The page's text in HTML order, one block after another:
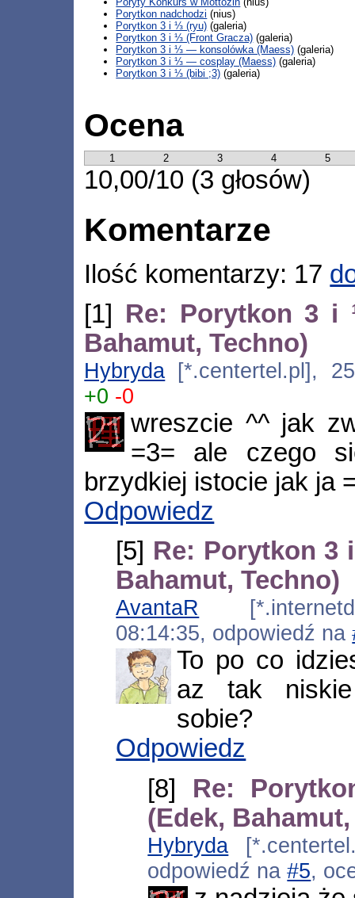
Porytkon nadchodzi (nius)
Porytkon 3 i ⅓ (ryu) (galeria)
Porytkon 3 i ⅓ (Front Gracza) (galeria)
Porytkon 3 i ⅓ — konsolówka (Maess) (galeria)
Porytkon 3 i ⅓ — cosplay (Maess) (galeria)
Porytkon 3 i ⅓ (bibi ;3) (galeria)
Ocena
1 2 3 4 5
10,00/10 (3 głosów)
Komentarze
Ilość komentarzy: 17
[1] Re: Porytkon 3 i
Bahamut, Techno)
Hybryda [*.centertel.pl],
+0 -0
wreszcie ^^ jak
=3= ale czego
brzydkiej istocie jak ja
Odpowiedz
[5] Re: Porytkon 3
Bahamut, Techno)
AvantaR
08:14:35, odpowiedź na
To po co
az tak
sobie?
Odpowiedz
[8] Re:
(Edek,
Hybryda
odpowiedź na#5,